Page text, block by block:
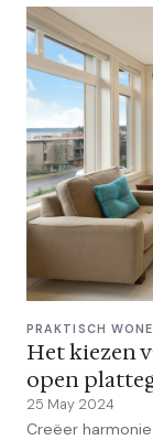
PRAKTISCH
Het kiezen
open
25 May 2024
Creëer